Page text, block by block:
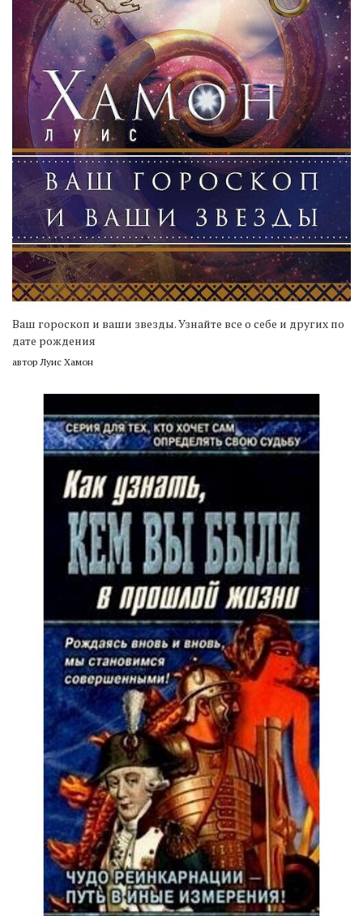
Ваш гороскоп и ваши звезды. Узнайте все о себе и других по
дате рождения
автор Луис Хамон